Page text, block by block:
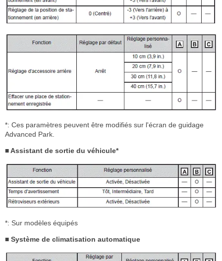
*: Ces paramètres peuvent être modifiés sur l'écran de guidage
Advanced Park.
■ Assistant de sortie du véhicule*
*: Sur modèles équipés
■ Système de climatisation automatique